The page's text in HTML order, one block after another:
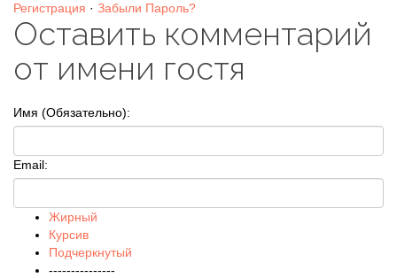
Регистрация · Забыли Пароль?
Оставить комментарий
от имени гостя
Имя (Обязательно):
Email:
Жирный
Курсив
Подчеркнутый
---------------